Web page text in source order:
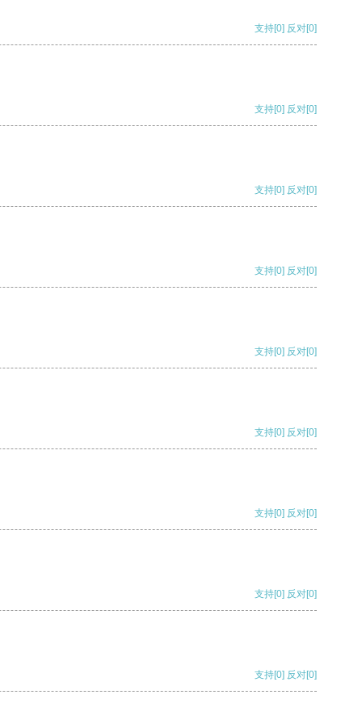
支持[0] 反对[0]
支持[0] 反对[0]
支持[0] 反对[0]
支持[0] 反对[0]
支持[0] 反对[0]
支持[0] 反对[0]
支持[0] 反对[0]
支持[0] 反对[0]
支持[0] 反对[0]